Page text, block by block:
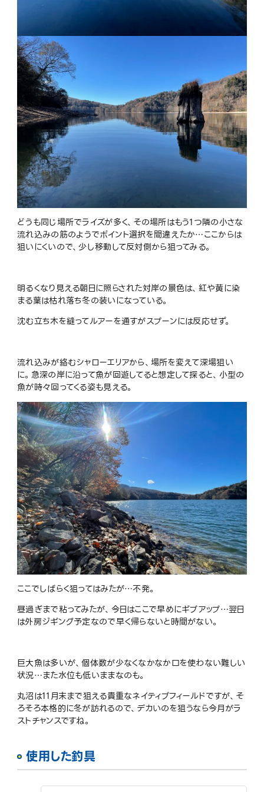
どうも同じ場所でライズが多く、その場所はもう1つ隣の小さな
流れ込みの筋のようでポイント選択を間違えたか…ここからは
狙いにくいので、少し移動して反対側から狙ってみる。
明るくなり見える朝日に照らされた対岸の景色は、紅や黄に染
まる葉は枯れ落ち冬の装いになっている。
沈む立ち木を縫ってルアーを通すがスプーンには反応せず。
流れ込みが絡むシャローエリアから、場所を変えて深場狙い
に。急深の岸に沿って魚が回遊してると想定して探ると、小型の
魚が時々回ってくる姿も見える。
ここでしばらく狙ってはみたが…不発。
昼過ぎまで粘ってみたが、今日はここで早めにギブアップ…翌日
は外房ジギング予定なので早く帰らないと時間がない。
巨大魚は多いが、個体数が少なくなかなか口を使わない難しい
状況…また水位も低いままなのも。
丸沼は11月末まで狙える貴重なネイティブフィールドですが、そ
ろそろ本格的に冬が訪れるので、デカいのを狙うなら今月がラ
ストチャンスですね。
使用した釣具